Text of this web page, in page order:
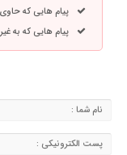
پیام هایی که
پیام هایی که به